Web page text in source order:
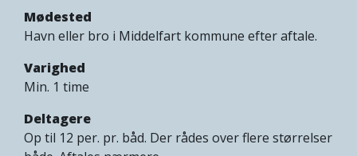
Mødested
Havn eller bro i Middelfart kommune efter aftale.
Varighed
Min. 1 time
Deltagere
Op til 12 per. pr. båd. Der rådes over flere størrelser